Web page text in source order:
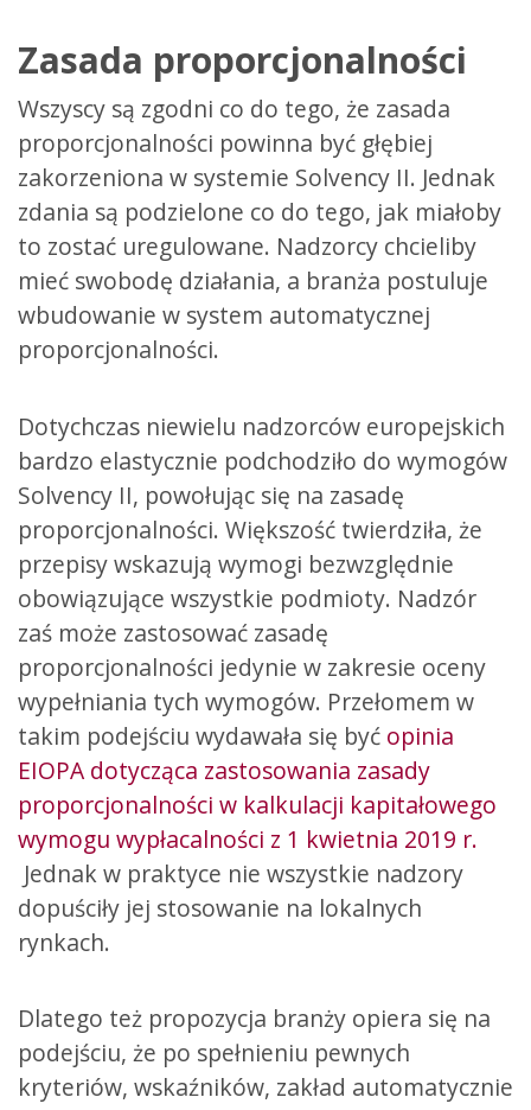
Zasada proporcjonalności
Wszyscy są zgodni co do tego, że zasada
proporcjonalności powinna być głębiej
zakorzeniona w systemie Solvency II. Jednak
zdania są podzielone co do tego, jak miałoby
to zostać uregulowane. Nadzorcy chcieliby
mieć swobodę działania, a branża postuluje
wbudowanie w system automatycznej
proporcjonalności.
Dotychczas niewielu nadzorców europejskich
bardzo elastycznie podchodziło do wymogów
Solvency II, powołując się na zasadę
proporcjonalności. Większość twierdziła, że
przepisy wskazują wymogi bezwzględnie
obowiązujące wszystkie podmioty. Nadzór
zaś może zastosować zasadę
proporcjonalności jedynie w zakresie oceny
wypełniania tych wymogów. Przełomem w
takim podejściu wydawała się być opinia
EIOPA dotycząca zastosowania zasady
proporcjonalności w kalkulacji kapitałowego
wymogu wypłacalności z 1 kwietnia 2019 r.
Jednak w praktyce nie wszystkie nadzory
dopuściły jej stosowanie na lokalnych
rynkach.
Dlatego też propozycja branży opiera się na
podejściu, że po spełnieniu pewnych
kryteriów, wskaźników, zakład automatycznie